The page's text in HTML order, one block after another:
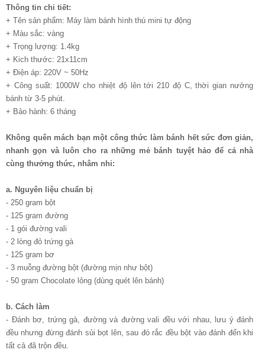
Thông tin chi tiết:
+ Tên sản phẩm: Máy làm bánh hình thú mini tự động
+ Màu sắc: vàng
+ Trọng lượng: 1.4kg
+ Kich thước: 21x11cm
+ Điện áp: 220V ~ 50Hz
+ Công suất: 1000W cho nhiệt độ lên tới 210 độ C, thời gian nướng
bánh từ 3-5 phút.
+ Bảo hành: 6 tháng
Không quên mách bạn một công thức làm bánh hết sức đơn giản,
nhanh gọn và luôn cho ra những mẻ bánh tuyệt hảo để cả nhà
cùng thưởng thức, nhâm nhi:
a. Nguyên liệu chuẩn bị
- 250 gram bột
- 125 gram đường
- 1 gói đường vali
- 2 lòng đỏ trứng gà
- 125 gram bơ
- 3 muỗng đường bột (đường mịn như bột)
- 50 gram Chocolate lỏng (dùng quét lên bánh)
b. Cách làm
- Ðánh bơ, trứng gà, đường và đường vali đều với nhau, lưu ý đánh
đều nhưng đừng đánh sủi bọt lên, sau đó rắc đều bột vào đánh đến khi
tất cả đã trộn đều.